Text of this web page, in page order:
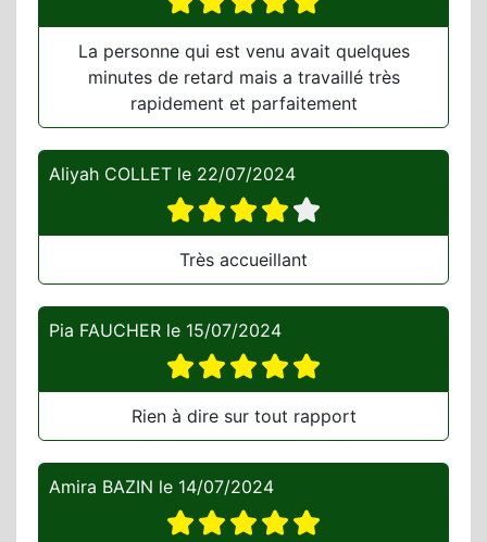
La personne qui est venu avait quelques
minutes de retard mais a travaillé très
rapidement et parfaitement
Aliyah COLLET le 22/07/2024
Très accueillant
Pia FAUCHER le 15/07/2024
Rien à dire sur tout rapport
Amira BAZIN le 14/07/2024